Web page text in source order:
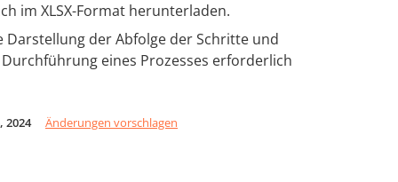
im XLSX-Format herunterladen.
Darstellung der Abfolge der Schritte und
eines Prozesses erforderlich
2024 Änderungen vorschlagen